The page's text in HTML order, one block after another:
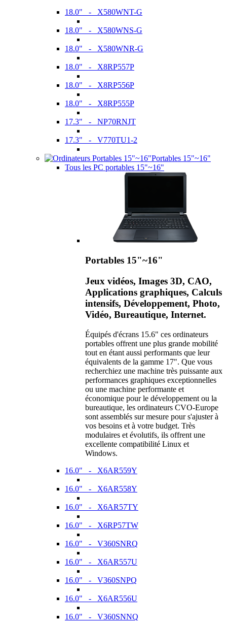
18.0" - X580WNT-G
18.0" - X580WNS-G
18.0" - X580WNR-G
18.0" - X8RP557P
18.0" - X8RP556P
18.0" - X8RP555P
17.3" - NP70RNJT
17.3" - V770TU1-2
Portables 15"~16"
Tous les PC portables 15"~16"
Portables 15"~16"
Jeux vidéos, Images 3D, CAO,
Applications graphiques, Calculs
intensifs, Développement, Photo,
Vidéo, Bureautique, Internet.
Équipés d'écrans 15.6" ces ordinateurs
portables offrent une plus grande mobilité
tout en étant aussi performants que leur
équivalents de la gamme 17". Que vous
recherchiez une machine très puissante aux
performances graphiques exceptionnelles
ou une machine performante et
économique pour le développement ou la
bureautique, les ordinateurs CVO-Europe
sont assemblés sur mesure pour s'ajuster à
vos besoins et à votre budget. Très
modulaires et évolutifs, ils offrent une
excellente compatibilité Linux et
Windows.
16.0" - X6AR559Y
16.0" - X6AR558Y
16.0" - X6AR57TY
16.0" - X6RP57TW
16.0" - V360SNRQ
16.0" - X6AR557U
16.0" - V360SNPQ
16.0" - X6AR556U
16.0" - V360SNNQ